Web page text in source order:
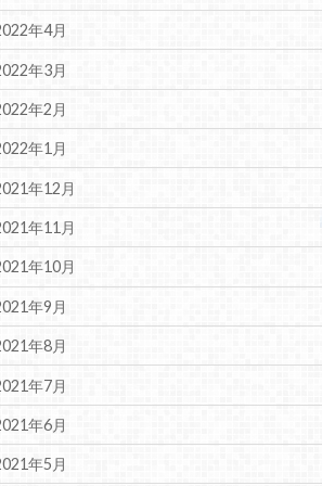
年4月
年3月
年2月
年1月
年12月
年11月
年10月
年9月
年8月
年7月
年6月
年5月